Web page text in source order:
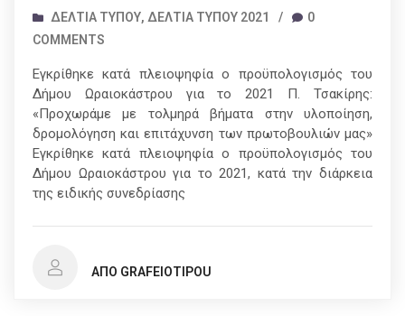
ΔΕΛΤΊΑ ΤΎΠΟΥ, ΔΕΛΤΊΑ ΤΎΠΟΥ 2021 /
0
COMMENTS
Εγκρίθηκε κατά πλειοψηφία ο προϋπολογισμός του
Δήμου Ωραιοκάστρου για το 2021 Π. Τσακίρης:
«Προχωράμε με τολμηρά βήματα στην υλοποίηση,
δρομολόγηση και επιτάχυνση των πρωτοβουλιών μας»
Εγκρίθηκε κατά πλειοψηφία ο προϋπολογισμός του
Δήμου Ωραιοκάστρου για το 2021, κατά την διάρκεια
της ειδικής συνεδρίασης
ΑΠΌ GRAFEIOTIPOU